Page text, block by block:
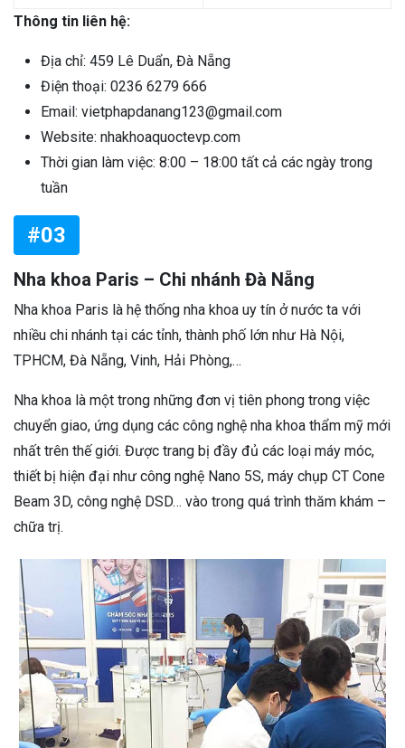
Thông tin liên hệ:
Địa chỉ: 459 Lê Duẩn, Đà Nẵng
Điện thoại: 0236 6279 666
Email: vietphapdanang123@gmail.com
Website: nhakhoaquoctevp.com
Thời gian làm việc: 8:00 – 18:00 tất cả các ngày trong
tuần
#03
Nha khoa Paris – Chi nhánh Đà Nẵng
Nha khoa Paris là hệ thống nha khoa uy tín ở nước ta với
nhiều chi nhánh tại các tỉnh, thành phố lớn như Hà Nội,
TPHCM, Đà Nẵng, Vinh, Hải Phòng,…
Nha khoa là một trong những đơn vị tiên phong trong việc
chuyển giao, ứng dụng các công nghệ nha khoa thẩm mỹ mới
nhất trên thế giới. Được trang bị đầy đủ các loại máy móc,
thiết bị hiện đại như công nghệ Nano 5S, máy chụp CT Cone
Beam 3D, công nghệ DSD… vào trong quá trình thăm khám –
chữa trị.